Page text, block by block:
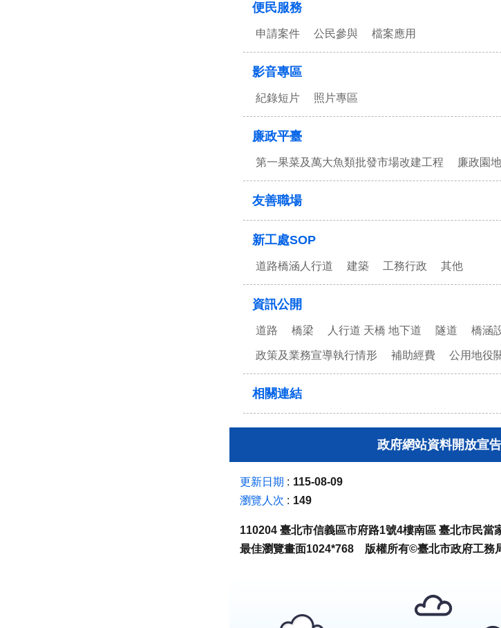
便民服務
申請案件 公民參與 檔案應用
影音專區
紀錄短片 照片專區
廉政平臺
第一果菜及萬大魚類批發市場改建工程 廉政園地
友善職場
新工處SOP
道路橋涵人行道 建築 工務行政 其他
資訊公開
道路 橋梁 人行道 天橋 地下道 隧道 橋涵
政策及業務宣導執行情形 補助經費 公用地役
相關連結
政府網站資料開放宣告
更新日期
115-08-09
瀏覽人次
149
110204 臺北市信義區市府路1號4樓南區 臺北市民當
最佳瀏覽畫面1024*768 版權所有©臺北市政府工務